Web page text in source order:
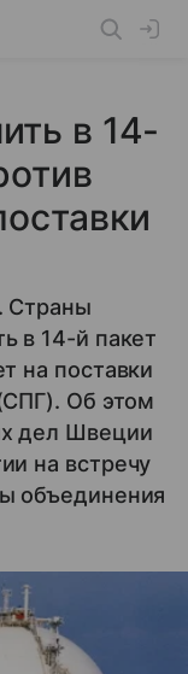
в 14-
Страны
в 14-й пакет
на поставки
Об этом
дел Швеции
на встречу
объединения